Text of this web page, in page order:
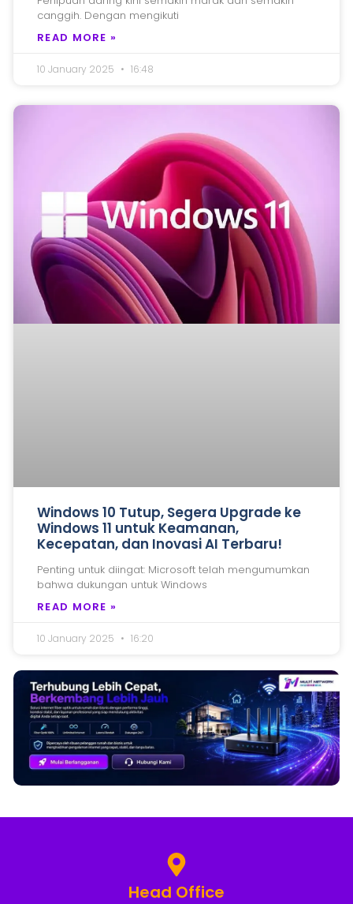
canggih. Dengan mengikuti
READ MORE »
10 January 2025 16:48
Windows 10 Tutup, Segera Upgrade ke
Windows 11 untuk Keamanan,
Kecepatan, dan Inovasi AI Terbaru!
Penting untuk diingat: Microsoft telah mengumumkan
bahwa dukungan untuk Windows
READ MORE »
10 January 2025 16:20
Head Office